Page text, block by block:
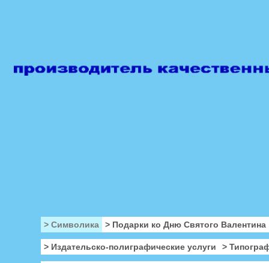
> Символика > Подарки ко Дню Святого Валентина
> Издательско-полиграфические услуги >